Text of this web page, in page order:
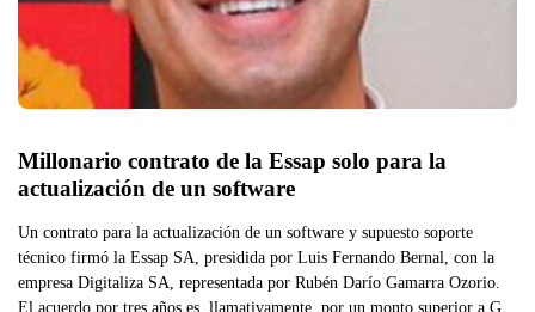
Millonario contrato de la Essap solo para la
actualización de un software
Un contrato para la actualización de un software y supuesto soporte
técnico firmó la Essap SA, presidida por Luis Fernando Bernal, con la
empresa Digitaliza SA, representada por Rubén Darío Gamarra Ozorio.
El acuerdo por tres años es, llamativamente, por un monto superior a G.